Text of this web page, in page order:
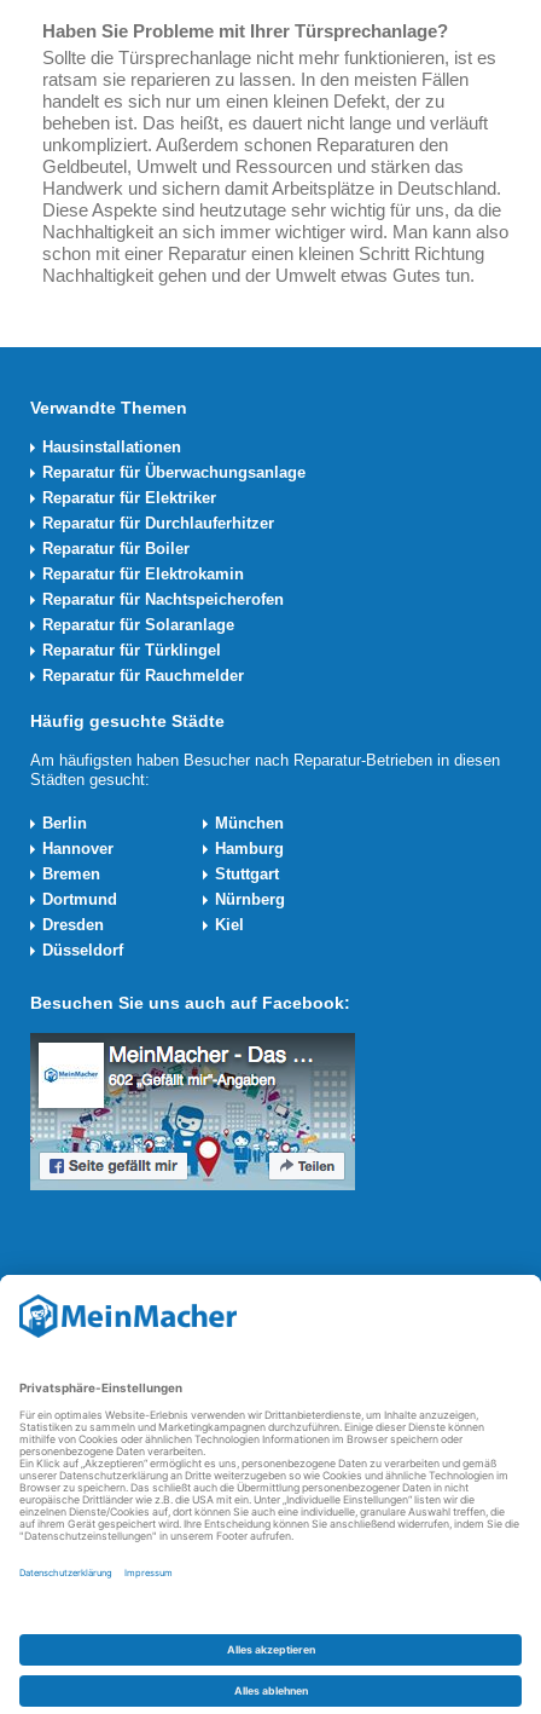
Haben Sie Probleme mit Ihrer Türsprechanlage?
Sollte die Türsprechanlage nicht mehr funktionieren, ist es
ratsam sie reparieren zu lassen. In den meisten Fällen
handelt es sich nur um einen kleinen Defekt, der zu
beheben ist. Das heißt, es dauert nicht lange und verläuft
unkompliziert. Außerdem schonen Reparaturen den
Geldbeutel, Umwelt und Ressourcen und stärken das
Handwerk und sichern damit Arbeitsplätze in Deutschland.
Diese Aspekte sind heutzutage sehr wichtig für uns, da die
Nachhaltigkeit an sich immer wichtiger wird. Man kann also
schon mit einer Reparatur einen kleinen Schritt Richtung
Nachhaltigkeit gehen und der Umwelt etwas Gutes tun.
Verwandte Themen
Hausinstallationen
Reparatur für Überwachungsanlage
Reparatur für Elektriker
Reparatur für Durchlauferhitzer
Reparatur für Boiler
Reparatur für Elektrokamin
Reparatur für Nachtspeicherofen
Reparatur für Solaranlage
Reparatur für Türklingel
Reparatur für Rauchmelder
Häufig gesuchte Städte
Am häufigsten haben Besucher nach Reparatur-Betrieben in diesen
Städten gesucht:
Berlin
München
Hannover
Hamburg
Bremen
Stuttgart
Dortmund
Nürnberg
Dresden
Kiel
Düsseldorf
Besuchen Sie uns auch auf Facebook:
Reparatur Revolution
Mit derReparatur-Revolution
Reparaturbedingungen in Deutschland: Für Produkte, die sich gut
reparierenden Betriebe und des Reparatur-Know-hows in
Deutschland.
Weitere Informationen
FAQ - häufig gestellte Fragen
Partner werden
Über uns
Datenschutz
Barrierefreiheit
Partnerportal